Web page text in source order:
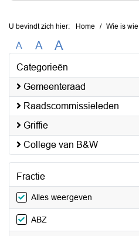
U bevindt zich hier: Home Wie is wie
A A A
Categorieën
Gemeenteraad
Raadscommissieleden
Griffie
College van B&W
Fractie
Alles weergeven
ABZ